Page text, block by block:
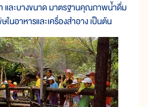
และบางขนาด มาตรฐานคุณภาพน้ำดื่ม
นอาหารและเครื่องสำอาง เป็นต้น